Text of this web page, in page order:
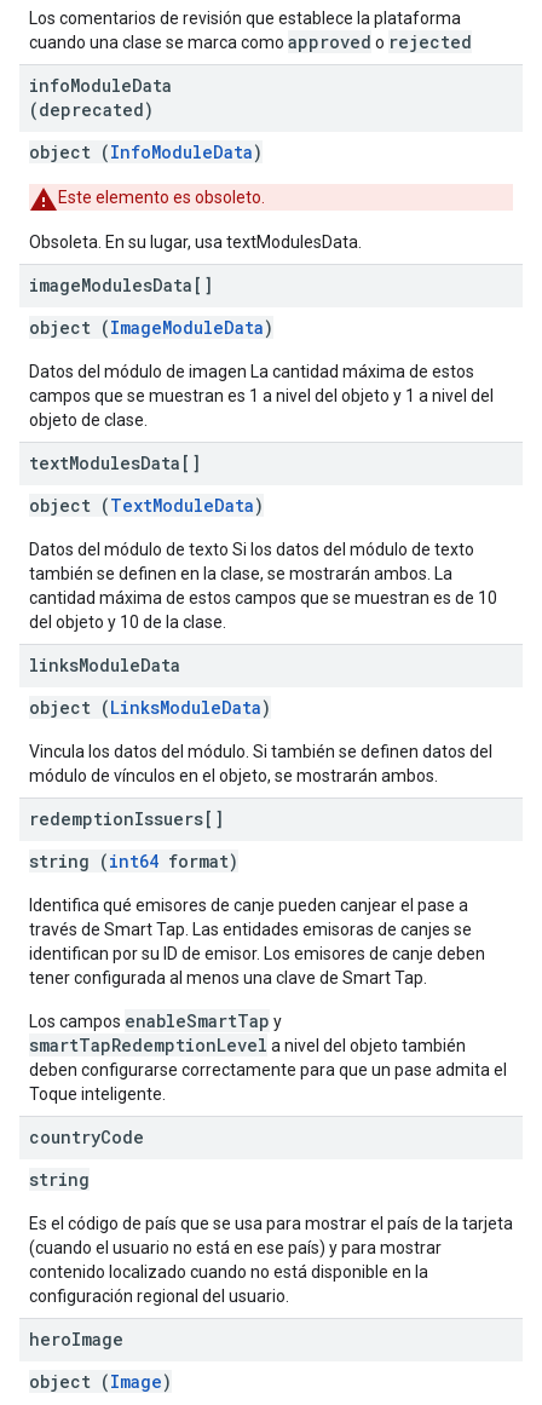
Los comentarios de revisión que establece la plataforma
cuando una clase se marca como approved o rejected
infoModuleData
(deprecated)
object (InfoModuleData)
Este elemento es obsoleto.
Obsoleta. En su lugar, usa textModulesData.
imageModulesData[]
object (ImageModuleData)
Datos del módulo de imagen La cantidad máxima de estos
campos que se muestran es 1 a nivel del objeto y 1 a nivel del
objeto de clase.
textModulesData[]
object (TextModuleData)
Datos del módulo de texto Si los datos del módulo de texto
también se definen en la clase, se mostrarán ambos. La
cantidad máxima de estos campos que se muestran es de 10
del objeto y 10 de la clase.
linksModuleData
object (LinksModuleData)
Vincula los datos del módulo. Si también se definen datos del
módulo de vínculos en el objeto, se mostrarán ambos.
redemptionIssuers[]
string (int64 format)
Identifica qué emisores de canje pueden canjear el pase a
través de Smart Tap. Las entidades emisoras de canjes se
identifican por su ID de emisor. Los emisores de canje deben
tener configurada al menos una clave de Smart Tap.
Los campos enableSmartTap y
smartTapRedemptionLevel a nivel del objeto también
deben configurarse correctamente para que un pase admita el
Toque inteligente.
countryCode
string
Es el código de país que se usa para mostrar el país de la tarjeta
(cuando el usuario no está en ese país) y para mostrar
contenido localizado cuando no está disponible en la
configuración regional del usuario.
heroImage
object (Image)